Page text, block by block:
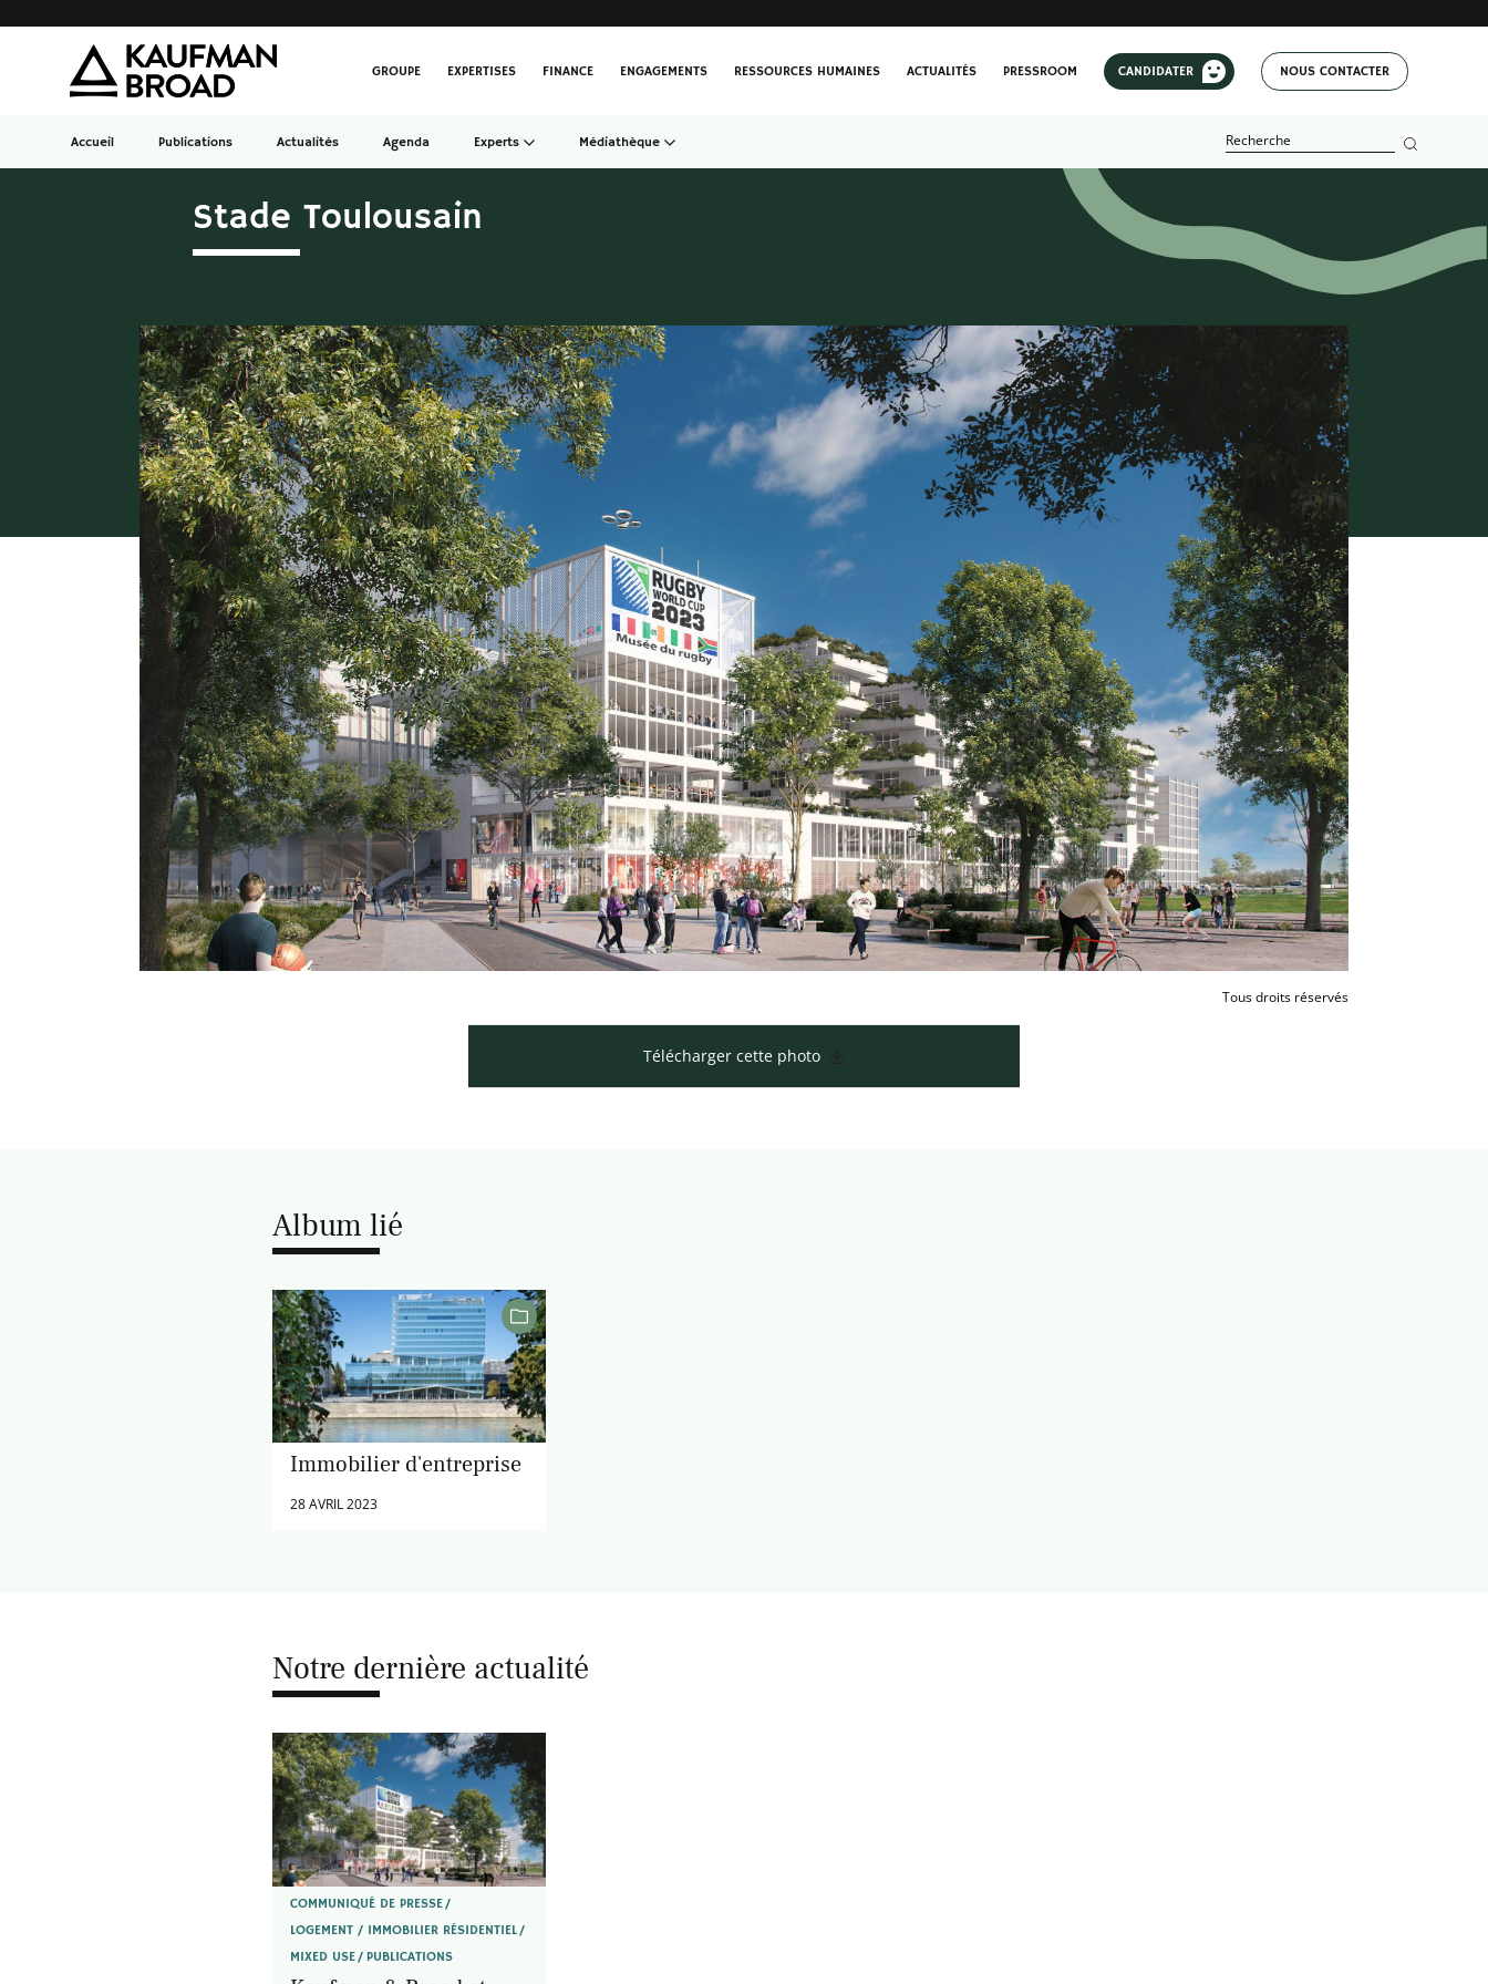
GROUPE EXPERTISES FINANCE ENGAGEMENTS RESSOURCES HUMAINES ACTUALITÉS PRESSROOM CANDIDATER NOUS CONTACTER
Accueil Publications Actualités Agenda Experts Médiathèque
Stade Toulousain
Tous droits réservés
Télécharger cette photo
Album lié
Immobilier d'entreprise
28 AVRIL 2023
Notre dernière actualité
COMMUNIQUÉ DE PRESSE
LOGEMENT / IMMOBILIER RÉSIDENTIEL
MIXED USE
PUBLICATIONS